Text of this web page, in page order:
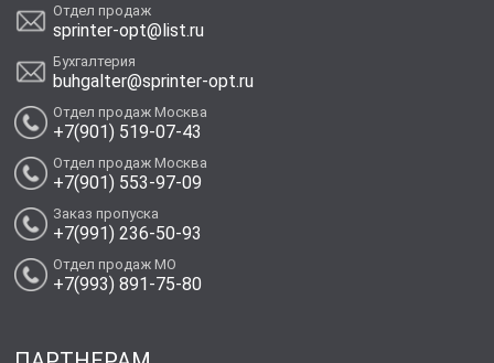
Отдел продаж
sprinter-opt@list.ru
Бухгалтерия
buhgalter@sprinter-opt.ru
Отдел продаж Москва
+7(901) 519-07-43
Отдел продаж Москва
+7(901) 553-97-09
Заказ пропуска
+7(991) 236-50-93
Отдел продаж МО
+7(993) 891-75-80